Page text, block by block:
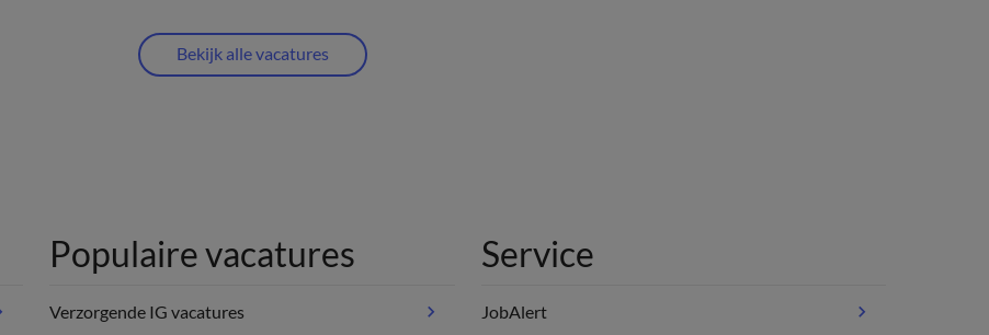
Bekijk alle vacatures
Populaire vacatures
Verzorgende IG vacatures
Service
JobAlert